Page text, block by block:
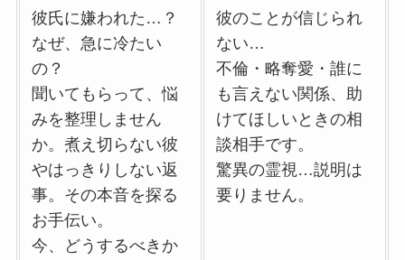
彼氏に嫌われた…？
なぜ、急に冷たい
の？
聞いてもらって、悩
みを整理しません
か。煮え切らない彼
やはっきりしない返
事。その本音を探る
お手伝い。
今、どうするべきか
彼のことが信じられ
ない…
不倫・略奪愛・誰に
も言えない関係、助
けてほしいときの相
談相手です。
驚異の霊視…説明は
要りません。